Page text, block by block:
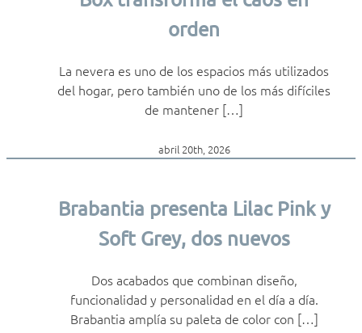
orden
La nevera es uno de los espacios más utilizados
del hogar, pero también uno de los más difíciles
de mantener […]
abril 20th, 2026
Brabantia presenta Lilac Pink y
Soft Grey, dos nuevos
Dos acabados que combinan diseño,
funcionalidad y personalidad en el día a día.
Brabantia amplía su paleta de color con […]